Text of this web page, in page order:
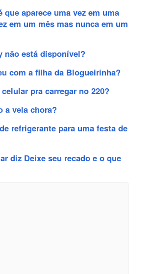
que aparece uma vez em uma
em um mês mas nunca em um
não está disponível?
com a filha da Blogueirinha?
pra carregar no 220?
a vela chora?
refrigerante para uma festa de
diz Deixe seu recado e o que